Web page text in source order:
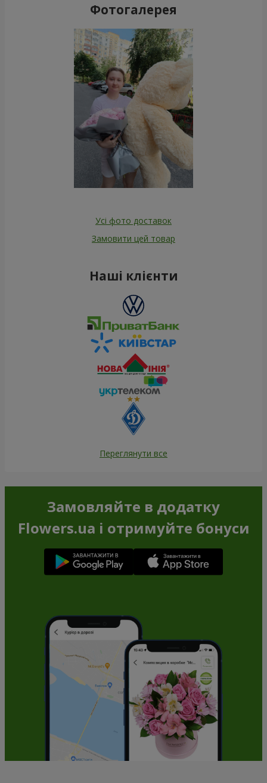
Фотогалерея
Усі фото доставок
Замовити цей товар
Наші клієнти
Переглянути все
Замовляйте в додатку
Flowers.ua і отримуйте бонуси